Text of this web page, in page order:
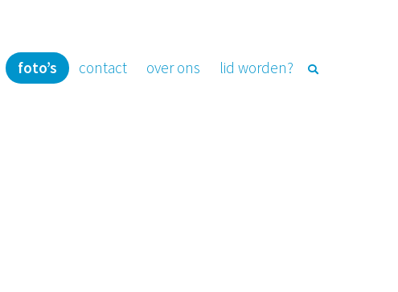
foto’s contact over ons lid worden?